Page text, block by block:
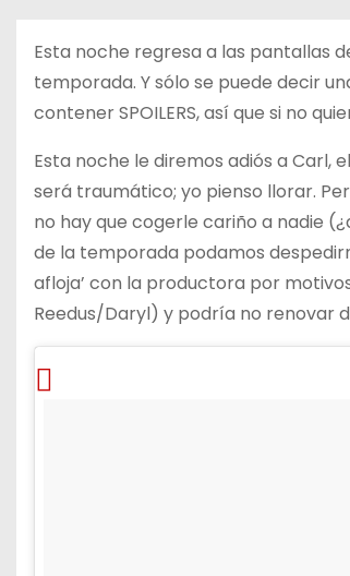
Esta noche regresa a las pantallas
temporada. Y sólo se puede decir
contener SPOILERS, así que si no
Esta noche le diremos adiós a Carl,
será traumático; yo pienso llorar.
no hay que cogerle cariño a nadie
de la temporada podamos
afloja’ con la productora por
Reedus/Daryl) y podría no renovar